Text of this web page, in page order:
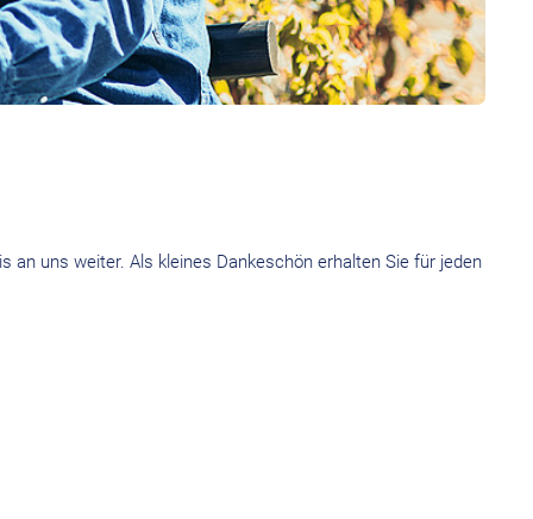
an uns weiter. Als kleines Dankeschön erhalten Sie für jeden